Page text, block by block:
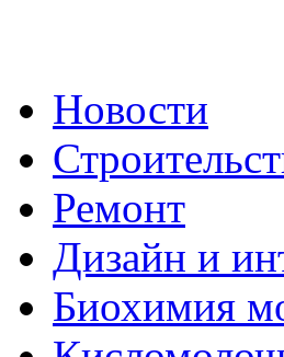
Новости
Ремонт
Дизайн и
Биохимия